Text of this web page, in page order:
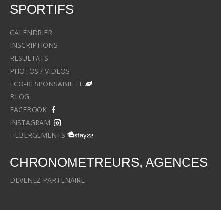
SPORTIFS
CALENDRIER
INSCRIPTIONS
RESULTATS
PHOTOS / VIDEOS
ECO-RESPONSABILITE
BLOG
FACEBOOK
INSTAGRAM
HEBERGEMENTS
CHRONOMETREURS, AGENCES
DEVENEZ PARTENAIRE